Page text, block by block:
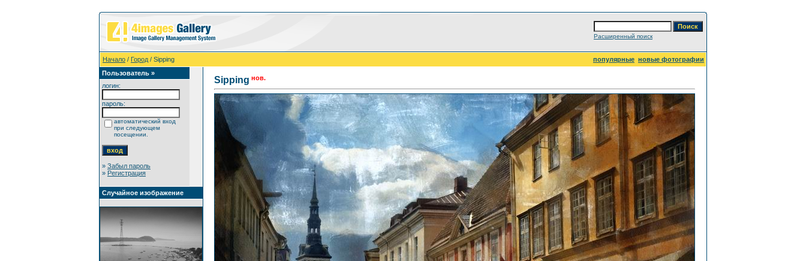
Расширенный поиск
Начало / Город / Sipping популярные новые фотографии
Пользователь »
логин:
пароль:
автоматический вход
при следующем
посещении.
» Забыл пароль
» Регистрация
Случайное изображение
Sipping нов.